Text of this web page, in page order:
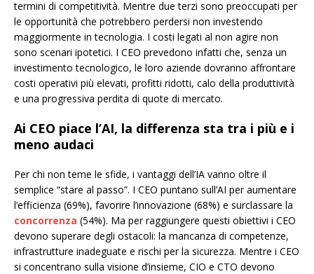
termini di competitività. Mentre due terzi sono preoccupati per
le opportunità che potrebbero perdersi non investendo
maggiormente in tecnologia. I costi legati al non agire non
sono scenari ipotetici. I CEO prevedono infatti che, senza un
investimento tecnologico, le loro aziende dovranno affrontare
costi operativi più elevati, profitti ridotti, calo della produttività
e una progressiva perdita di quote di mercato.
Ai CEO piace l’AI, la differenza sta tra i più e i
meno audaci
Per chi non teme le sfide, i vantaggi dell’IA vanno oltre il
semplice “stare al passo”. I CEO puntano sull’AI per aumentare
l’efficienza (69%), favorire l’innovazione (68%) e surclassare la
concorrenza (54%). Ma per raggiungere questi obiettivi i CEO
devono superare degli ostacoli: la mancanza di competenze,
infrastrutture inadeguate e rischi per la sicurezza. Mentre i CEO
si concentrano sulla visione d’insieme, CIO e CTO devono